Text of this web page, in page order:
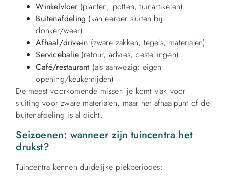
Winkelvloer(planten, potten, tuinartikelen)
Buitenafdeling (kan eerder sluiten bij
donker/weer)
Afhaal/drive-in (zware zakken, tegels, materialen)
Servicebalie(retour, advies, bestellingen)
Café/restaurant (als aanwezig: eigen
opening/keukentijden)
De meest voorkomende misser: je komt vlak voor
sluiting voor zware materialen, maar het afhaalpunt of de
buitenafdeling is al dicht.
Seizoenen: wanneer zijn tuincentra het
drukst?
Tuincentra kennen duidelijke piekperiodes: